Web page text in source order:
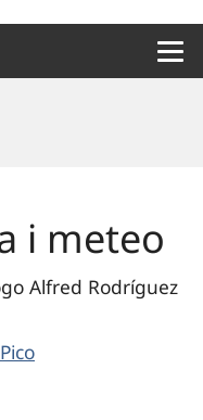
i meteo
Alfred Rodríguez